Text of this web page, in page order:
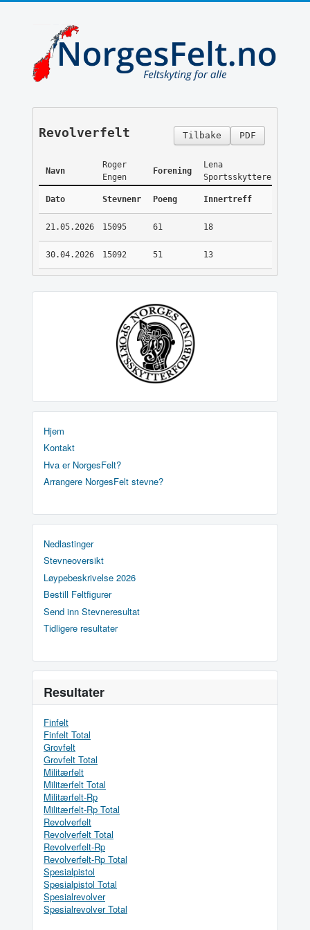
PDF
Tilbake
Revolverfelt
Navn
Roger
Engen
Forening
Lena
Sportsskyttere
Dato Stevnenr Poeng Innertreff
21.05.2026 15095 61 18
30.04.2026 15092 51 13
Hjem
Kontakt
Hva er NorgesFelt?
Arrangere NorgesFelt stevne?
Nedlastinger
Stevneoversikt
Løypebeskrivelse 2026
Bestill Feltfigurer
Send inn Stevneresultat
Tidligere resultater
Resultater
Finfelt
Finfelt Total
Grovfelt
Grovfelt Total
Militærfelt
Militærfelt Total
Militærfelt-Rp
Militærfelt-Rp Total
Revolverfelt
Revolverfelt Total
Revolverfelt-Rp
Revolverfelt-Rp Total
Spesialpistol
Spesialpistol Total
Spesialrevolver
Spesialrevolver Total